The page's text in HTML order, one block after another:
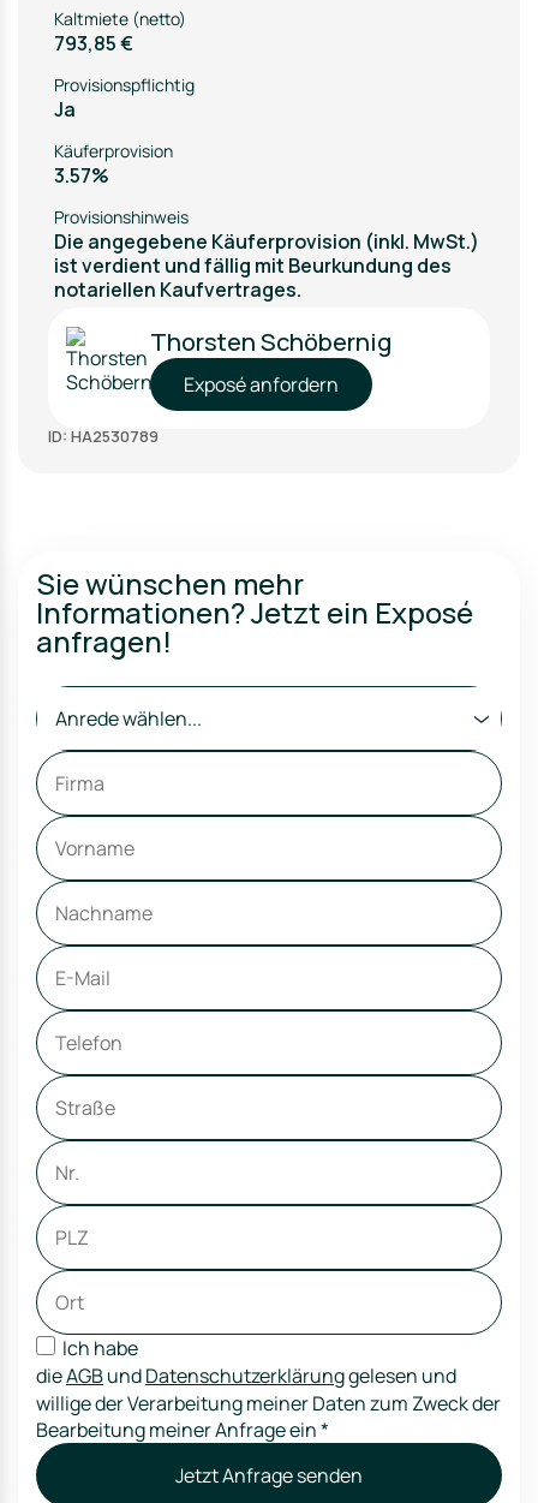
Kaltmiete (netto)
793,85 €
Provisionspflichtig
Ja
Käuferprovision
3.57%
Provisionshinweis
Die angegebene Käuferprovision (inkl. MwSt.)
ist verdient und fällig mit Beurkundung des
notariellen Kaufvertrages.
Thorsten Schöbernig
Exposé anfordern
ID: HA2530789
Sie wünschen mehr
Informationen? Jetzt ein Exposé
anfragen!
Anrede wählen...
Ich habe
dieAGBundDatenschutzerklärunggelesen und
willige der Verarbeitung meiner Daten zum Zweck der
Bearbeitung meiner Anfrage ein*
Jetzt Anfrage senden